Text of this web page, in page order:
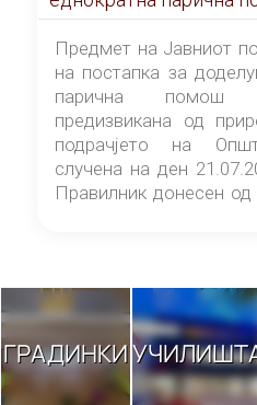
штетата предизвикана од природната
непогода на
Центар-Скопје случена на ден 21.07.2026
година
Предмет на Јавниот
на постапка за
парична помош
предизвикана од
подрачјето на
случена на ден
Правилник донесен
ГРАДИНКИ